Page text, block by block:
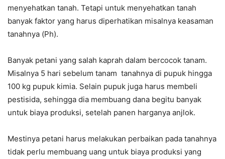
menyehatkan tanah. Tetapi untuk menyehatkan tanah
banyak faktor yang harus diperhatikan misalnya keasaman
tanahnya (Ph).
Banyak petani yang salah kaprah dalam bercocok tanam.
Misalnya 5 hari sebelum tanam tanahnya di pupuk hingga
100 kg pupuk kimia. Selain pupuk juga harus membeli
pestisida, sehingga dia membuang dana begitu banyak
untuk biaya produksi, setelah panen harganya anjlok.
Mestinya petani harus melakukan perbaikan pada tanahnya
tidak perlu membuang uang untuk biaya produksi yang